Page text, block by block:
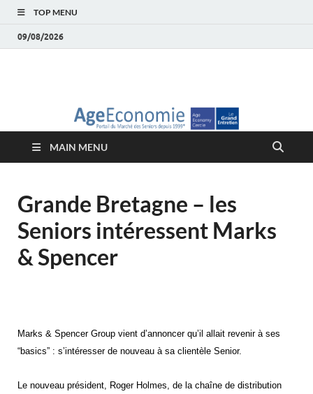
TOP MENU
09/08/2026
économie – Marché
des Seniors
MAIN MENU
Grande Bretagne – les
Seniors intéressent Marks
& Spencer
Marks & Spencer Group vient d’annoncer qu’il allait revenir à ses
“basics” : s’intéresser de nouveau à sa clientèle Senior.
Le nouveau président, Roger Holmes, de la chaîne de distribution